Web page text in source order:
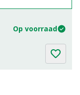
Op voorraad